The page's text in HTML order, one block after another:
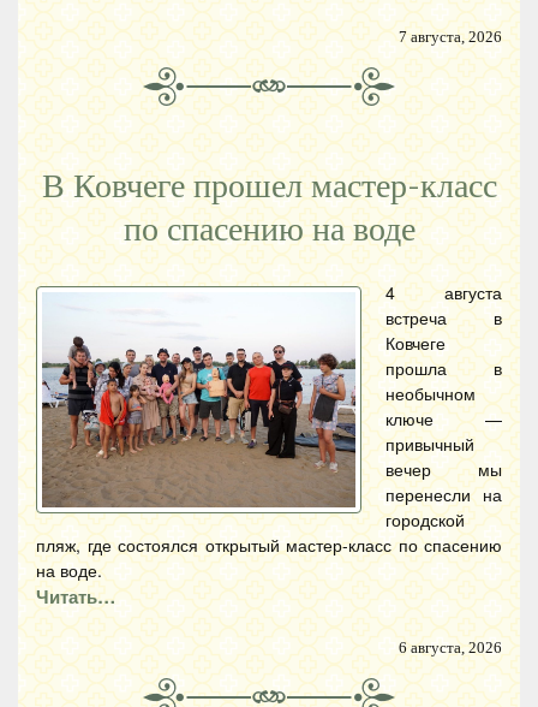
7 августа, 2026
В Ковчеге прошел мастер-класс
по спасению на воде
4 августа
встреча в
Ковчеге
прошла в
необычном
ключе —
привычный
вечер мы
перенесли на
городской
пляж, где состоялся открытый мастер-класс по спасению
на воде.
Читать…
6 августа, 2026